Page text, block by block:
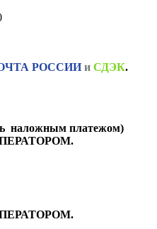
РОССИИи СДЭК.
наложным платежом)